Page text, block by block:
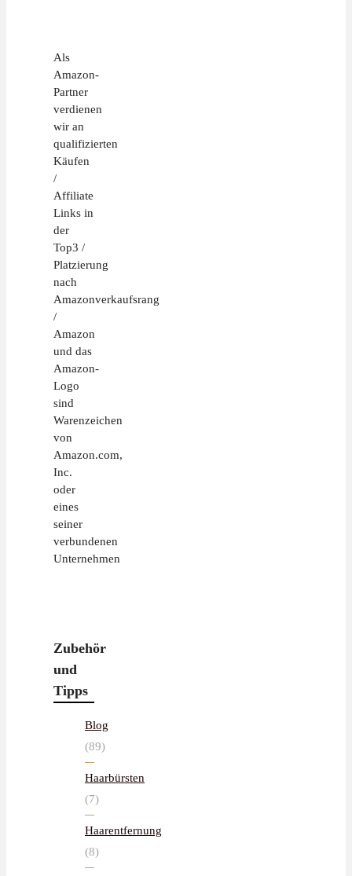
Als
Amazon-
Partner
verdienen
wir an
qualifizierten
Käufen
/
Affiliate
Links in
der
Top3 /
Platzierung
nach
Amazonverkaufsrang
/
Amazon
und das
Amazon-
Logo
sind
Warenzeichen
von
Amazon.com,
Inc.
oder
eines
seiner
verbundenen
Unternehmen
Zubehör
und
Tipps
Blog
(89)
Haarbürsten
(7)
Haarentfernung
(8)